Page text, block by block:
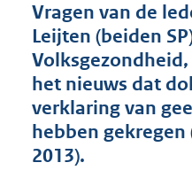
Vragen van de
Leijten (beiden
het nieuws dat
verklaring van
hebben
2013).